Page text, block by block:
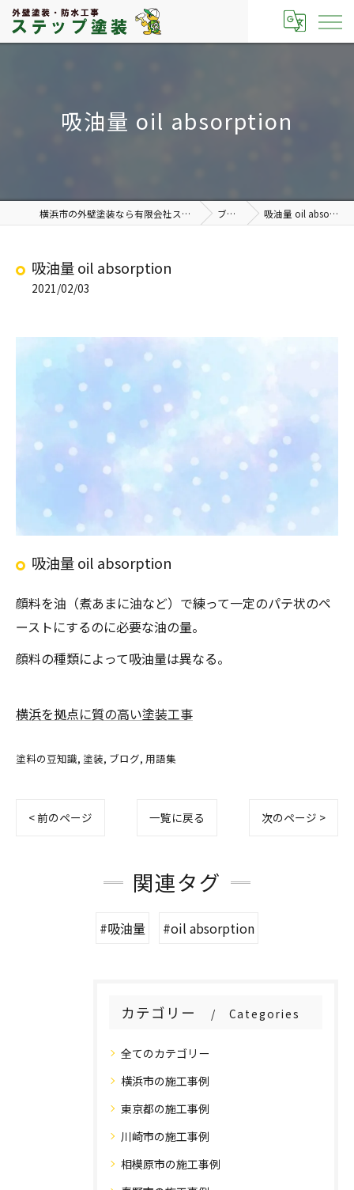
吸油量 oil absorption
横浜市の外壁塗装なら有限会社ステップ塗装 ブログ 吸油量 oil absorption
吸油量 oil absorption
2021/02/03
吸油量 oil absorption
顔料を油（煮あまに油など）で練って一定のパテ状のペ
ーストにするのに必要な油の量。
顔料の種類によって吸油量は異なる。
横浜を拠点に質の高い塗装工事
塗料の豆知識 塗装 ブログ 用語集
< 前のページ 一覧に戻る 次のページ >
関連タグ
#吸油量 #oil absorption
カテゴリー Categories
全てのカテゴリー
横浜市の施工事例
東京都の施工事例
川崎市の施工事例
相模原市の施工事例